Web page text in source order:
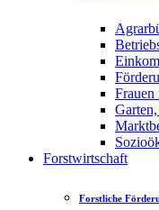
Forstwirtschaft
Forstliche